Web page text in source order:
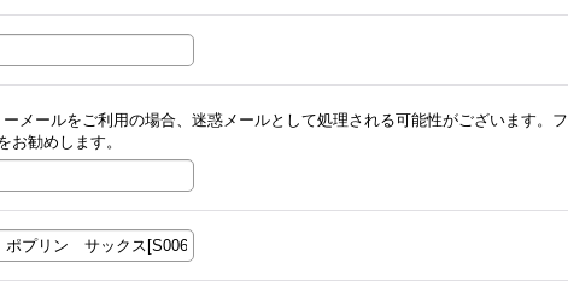
メールをご利用の場合、迷惑メールとして処理される可能性がございます。フ
お勧めします。